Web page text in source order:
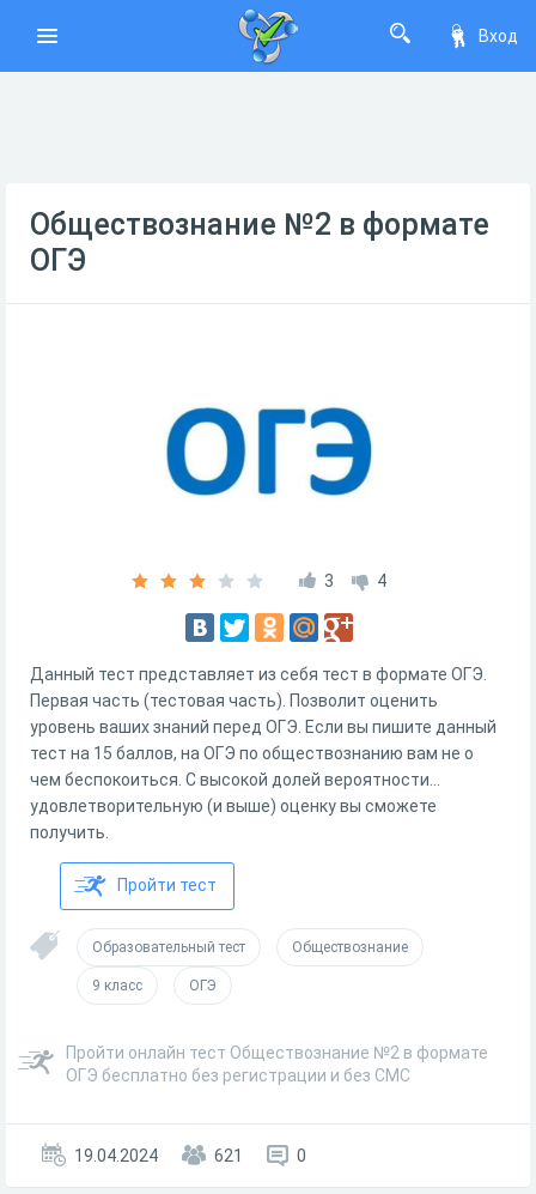
Вход
Обществознание №2 в формате
ОГЭ
3 4
Данный тест представляет из себя тест в формате ОГЭ.
Первая часть (тестовая часть). Позволит оценить
уровень ваших знаний перед ОГЭ. Если вы пишите данный
тест на 15 баллов, на ОГЭ по обществознанию вам не о
чем беспокоиться. С высокой долей вероятности...
удовлетворительную (и выше) оценку вы сможете
получить.
Пройти тест
Образовательный тест Обществознание
9 класс ОГЭ
Пройти онлайн тест Обществознание №2 в формате
ОГЭ бесплатно без регистрации и без СМС
19.04.2024 621 0